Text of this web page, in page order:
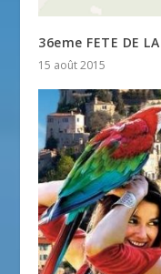
36eme FETE DE
15 août 2015